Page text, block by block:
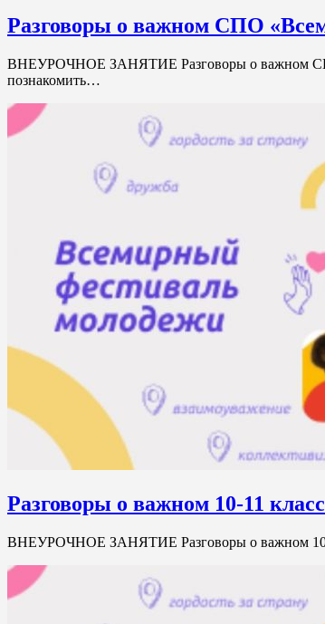
Разговоры о важном СПО
ВНЕУРОЧНОЕ ЗАНЯТИЕ Разговоры о важном
познакомить…
Разговоры о важном 10-11
ВНЕУРОЧНОЕ ЗАНЯТИЕ Разговоры о важном